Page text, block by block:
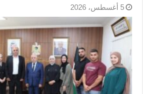
5 أغسطس، 2026